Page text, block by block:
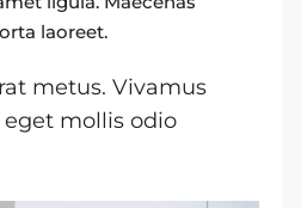
laoreet.
metus. Vivamus
eget mollis odio